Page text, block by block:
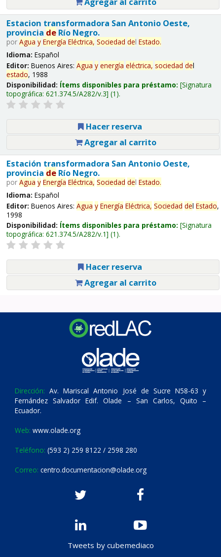
Estacion transformadora San Antonio Oeste,
provincia deRío Negro.
por Agua y Energía Eléctrica, Sociedad del Estado.
Idioma: Español
Editor: Buenos Aires: Agua y energía eléctrica, sociedad del
estado, 1988
Disponibilidad: Ítems disponibles para préstamo: Signatura
topográfica: 621.374.5/A282/v.3 (1).
Hacer reserva
Agregar al carrito
Estación transformadora San Antonio Oeste,
provincia deRío Negro.
por Agua y Energía Eléctrica, Sociedad del Estado.
Idioma: Español
Editor: Buenos Aires: Agua y Energía Eléctrica, Sociedad del Estado,
1998
Disponibilidad: Ítems disponibles para préstamo: Signatura
topográfica: 621.374.5/A282/v.1 (1).
Hacer reserva
Agregar al carrito
Dirección: Av. Mariscal Antonio José de Sucre N58-63 y
Fernández Salvador Edif. Olade – San Carlos, Quito –
Ecuador.
Web: www.olade.org
Teléfono: (593 2) 259 8122 / 2598 280
Correo: centro.documentacion@olade.org
Tweets by cubemediaco